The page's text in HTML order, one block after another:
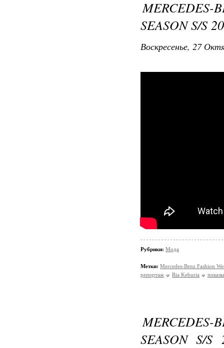
SEASON S/S
Воскресенье, 27
Рубрики: Мода
Метки: Mercedes-Benz Fashion
репортаж
Ria Keburia показы
SEASON S/